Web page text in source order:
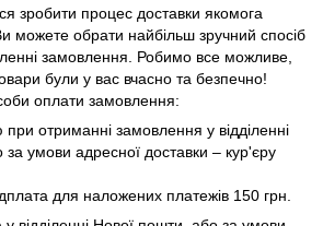
зробити процес доставки якомога
можете обрати найбільш зручний спосіб
замовлення. Робимо все можливе,
були у вас вчасно та безпечно!
оплати замовлення:
при отриманні замовлення у відділенні
умови адресної доставки – кур'єру
для наложених платежів 150 грн.